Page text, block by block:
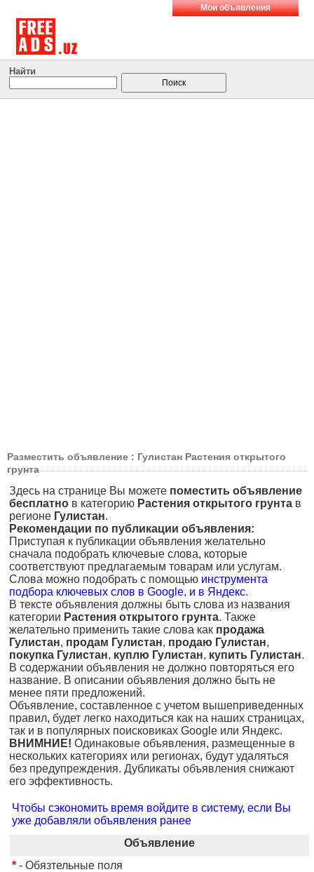
Мои объявления
Найти
Разместить объявление : Гулистан Растения открытого
грунта
Здесь на странице Вы можете поместить объявление
бесплатно в категорию Растения открытого грунта в
регионе Гулистан.
Рекомендации по публикации объявления:
Приступая к публикации объявления желательно
сначала подобрать ключевые слова, которые
соответствуют предлагаемым товарам или услугам.
Слова можно подобрать с помощью инструмента
подбора ключевых слов в Google, и в Яндекс.
В тексте объявления должны быть слова из названия
категории Растения открытого грунта. Также
желательно применить такие слова как продажа
Гулистан, продам Гулистан, продаю Гулистан,
покупка Гулистан, куплю Гулистан, купить Гулистан.
В содержании объявления не должно повторяться его
название. В описании объявления должно быть не
менее пяти предложений.
Объявление, составленное с учетом вышеприведенных
правил, будет легко находиться как на наших страницах,
так и в популярных поисковиках Google или Яндекс.
ВНИМНИЕ! Одинаковые объявления, размещенные в
нескольких категориях или регионах, будут удаляться
без предупреждения. Дубликаты объявления снижают
его эффективность.
Чтобы сэкономить время войдите в систему, если Вы
уже добавляли объявления ранее
Объявление
* - Обязтельные поля